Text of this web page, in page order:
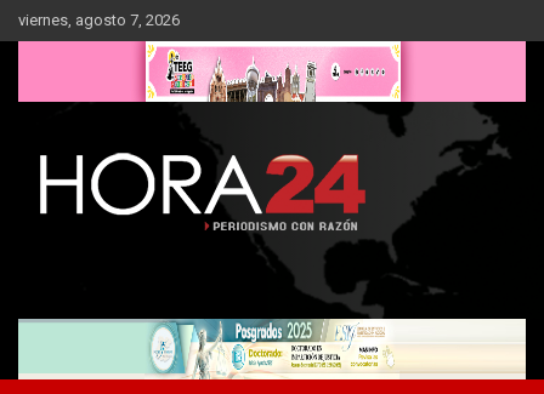
Saltar
al
viernes, agosto 7, 2026